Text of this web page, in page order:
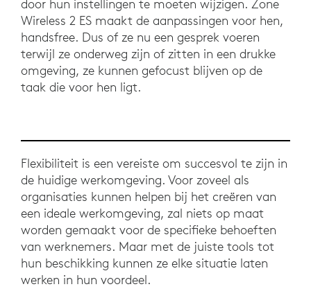
door hun instellingen te moeten wijzigen. Zone
Wireless 2 ES maakt de aanpassingen voor hen,
handsfree. Dus of ze nu een gesprek voeren
terwijl ze onderweg zijn of zitten in een drukke
omgeving, ze kunnen gefocust blijven op de
taak die voor hen ligt.
Flexibiliteit is een vereiste om succesvol te zijn in
de huidige werkomgeving. Voor zoveel als
organisaties kunnen helpen bij het creëren van
een ideale werkomgeving, zal niets op maat
worden gemaakt voor de specifieke behoeften
van werknemers. Maar met de juiste tools tot
hun beschikking kunnen ze elke situatie laten
werken in hun voordeel.